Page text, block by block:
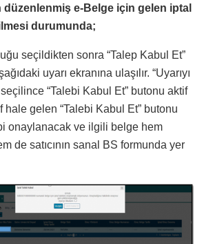
düzenlenmiş e-Belge için gelen iptal
durumunda;
seçildikten sonra “Talep Kabul Et”
uyarı ekranına ulaşılır. “Uyarıyı
“Talebi Kabul Et” butonu aktif
hale gelen “Talebi Kabul Et” butonu
onaylanacak ve ilgili belge hem
de satıcının sanal BS formunda yer